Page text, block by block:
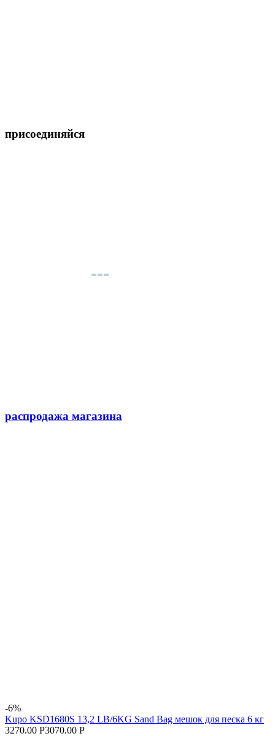
присоединяйся
распродажа магазина
-6%
Kupo KSD1680S 13,2 LB/6KG Sand Bag мешок для песка 6 кг
3270.00 Р3070.00 Р